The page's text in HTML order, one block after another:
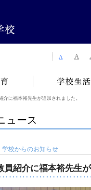
介に福本裕先生が追加されました。
ュース
学校からのお知らせ
員紹介に福本裕先生